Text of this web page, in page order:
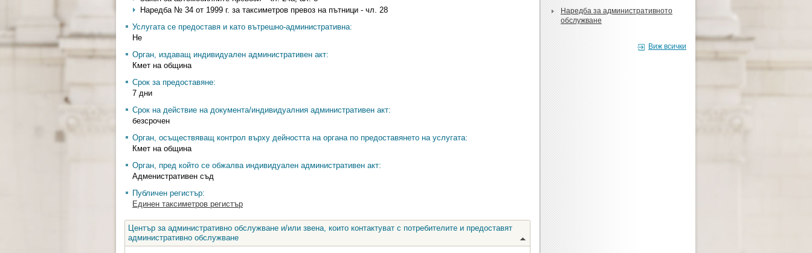
Наредба № 34 от 1999 г. за таксиметров превоз на пътници - чл. 28
Услугата се предоставя и като вътрешно-административна:
Не
Орган, издаващ индивидуален административен акт:
Кмет на община
Срок за предоставяне:
7 дни
Срок на действие на документа/индивидуалния административен акт:
безсрочен
Орган, осъществяващ контрол върху дейността на органа по предоставянето на услугата:
Кмет на община
Орган, пред който се обжалва индивидуален административен акт:
Адменистративен съд
Публичен регистър:
Единен таксиметров регистър
Център за административно обслужване и/или звена, които контактуват с потребителите и предоставят
административно обслужване
Наредба за административното
обслужване
Виж всички